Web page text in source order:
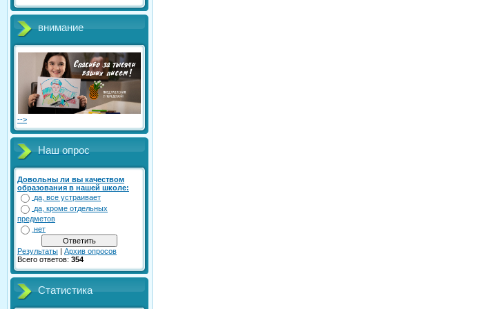
внимание
-->
Наш опрос
Довольны ли вы качеством
образования в нашей школе:
да, все устраивает
да, кроме отдельных
предметов
нет
Результаты | Архив опросов
Всего ответов: 354
Статистика